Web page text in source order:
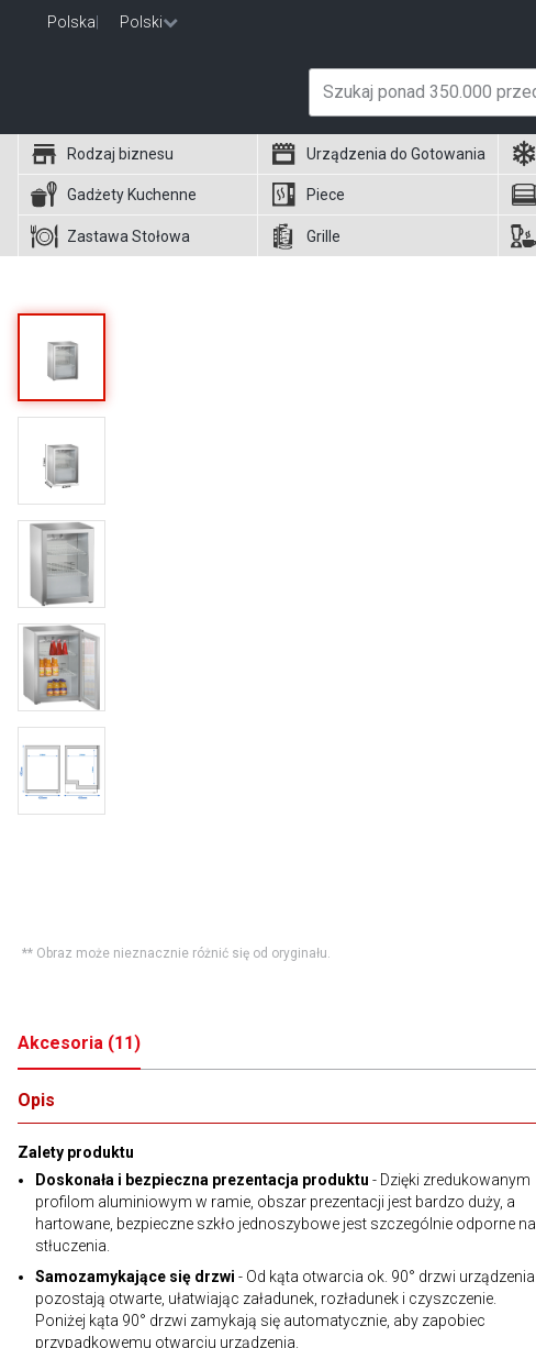
Polska Polski
Rodzaj biznesu Urządzenia do Gotowania
Gadżety Kuchenne Piece
Zastawa Stołowa Grille
** Obraz może nieznacznie różnić się od oryginału.
Akcesoria (11)
Opis
Zalety produktu
Doskonała i bezpieczna prezentacja produktu - Dzięki zredukowanym
profilom aluminiowym w ramie, obszar prezentacji jest bardzo duży, a
hartowane, bezpieczne szkło jednoszybowe jest szczególnie odporne na
stłuczenia.
Samozamykające się drzwi - Od kąta otwarcia ok. 90° drzwi urządzenia
pozostają otwarte, ułatwiając załadunek, rozładunek i czyszczenie.
Poniżej kąta 90° drzwi zamykają się automatycznie, aby zapobiec
przypadkowemu otwarciu urządzenia.